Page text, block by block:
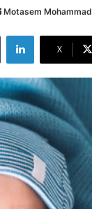
Motasem Mohammad
X